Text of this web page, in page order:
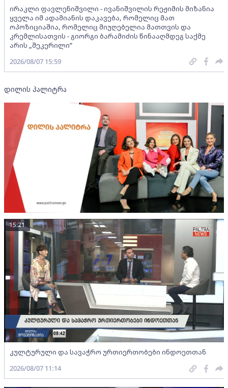
ირაკლი ფავლენიშვილი - ივანიშვილის რეჟიმის მიზანია
ყველა იმ ადამიანის დაკავება, რომელიც მათ
ოპოზიციაშია, რომელიც მიუღებელია მათთვის და
კრემლისათვის - გიორგი ბარამიძის წინააღმდეგ საქმე
არის „შეკერილი”
2026/08/07 15:59
დილის პალიტრა
კულტურული და სავაჭრო ურთიერთობები ინდოეთთან
15:21
2026/08/07 11:14